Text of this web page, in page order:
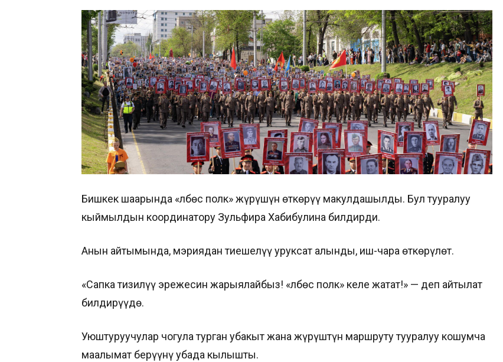
Бишкек шаарында «Өлбөс полк» жүрүшүн өткөрүү макулдашылды. Бул тууралуу
кыймылдын координатору Зульфира Хабибулина билдирди.
Анын айтымында, мэриядан тиешелүү уруксат алынды, иш-чара өткөрүлөт.
«Сапка тизилүү эрежесин жарыялайбыз! «Өлбөс полк» келе жатат!» — деп айтылат
билдирүүдө.
Уюштуруучулар чогула турган убакыт жана жүрүштүн маршруту тууралуу кошумча
маалымат берүүнү убада кылышты.